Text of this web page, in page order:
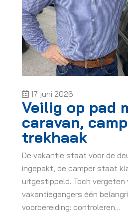
17 juni 2026
Veilig op pad
caravan,
trekhaak
De vakantie staat voor de
ingepakt, de camper staat
uitgestippeld. Toch vergeten
vakantiegangers één
voorbereiding: controleren…